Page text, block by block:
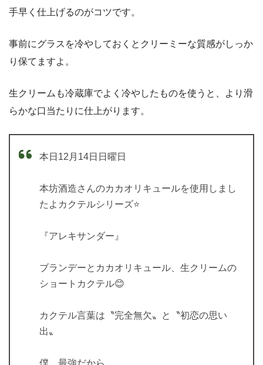
手早く仕上げるのがコツです。
事前にグラスを冷やしておくとクリーミーな質感がしっか
り保てますよ。
生クリームも冷蔵庫でよく冷やしたものを使うと、より滑
らかな口当たりに仕上がります。
本日12月14日日曜日
本坊酒造さんのカカオリキュールを使用しまし
たよカクテルシリーズ⭐️
『アレキサンダー』
ブランデーとカカオリキュール、生クリームの
ショートカクテル😊
カクテル言葉は〝完全無欠〟と〝初恋の思い
出〟
僕、最強だから…